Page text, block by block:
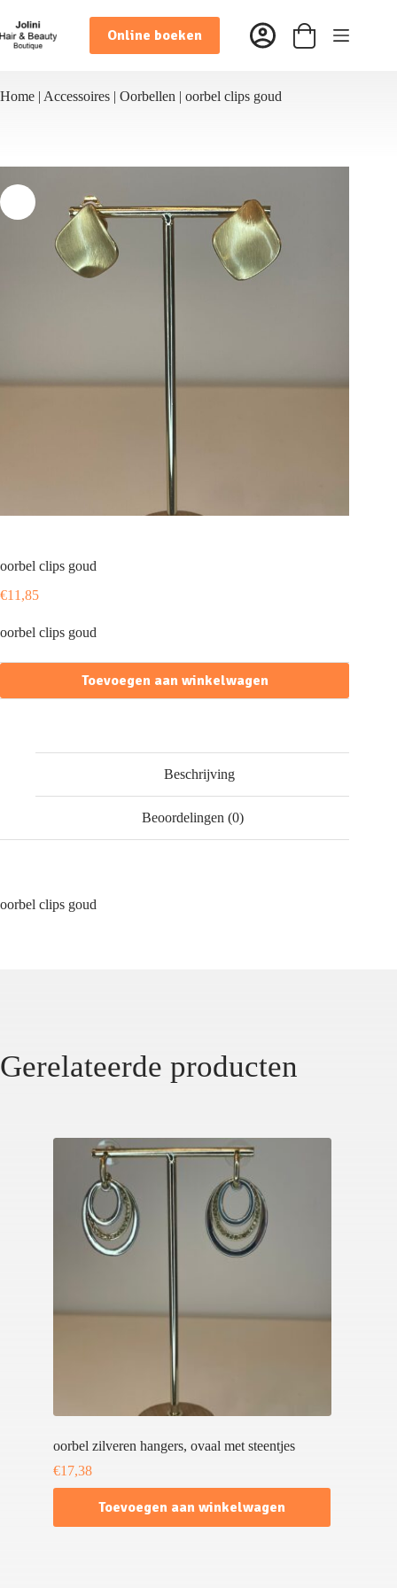
naar
de
inhoud
Online boeken Winkelwagen
Home | Accessoires | Oorbellen | oorbel clips goud
oorbel clips goud
€11,85
oorbel clips goud
Toevoegen aan winkelwagen
Beschrijving
Beoordelingen (0)
oorbel clips goud
Gerelateerde producten
oorbel zilveren hangers, ovaal met steentjes
€17,38
Toevoegen aan winkelwagen